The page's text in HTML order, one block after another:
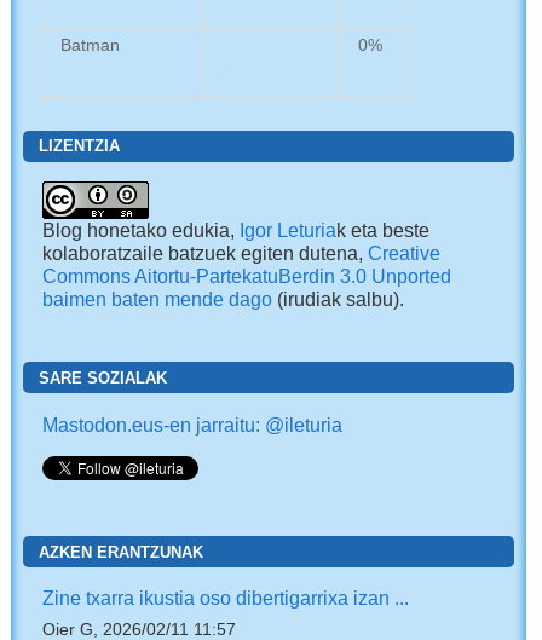
Batman 0%
LIZENTZIA
Blog honetako edukia, Igor Leturiak eta beste
kolaboratzaile batzuek egiten dutena,Creative
Commons Aitortu-PartekatuBerdin 3.0 Unported
baimen baten mende dago (irudiak salbu).
SARE SOZIALAK
Mastodon.eus-en jarraitu: @ileturia
AZKEN ERANTZUNAK
Zine txarra ikustia oso dibertigarrixa izan ...
Oier G, 2026/02/11 11:57